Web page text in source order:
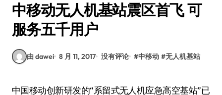
中移动无人机基站震区首飞 可
服务五千用户
由 dawei 8 月 11, 2017 没有评论 #中移动 #无人机基站
中国移动创新研发的“系留式无人机应急高空基站”已